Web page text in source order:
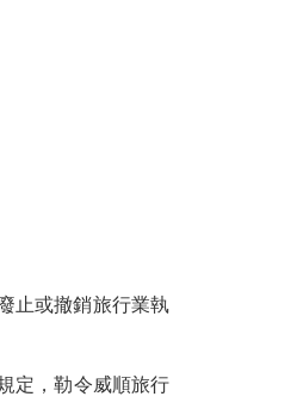
止或撤銷旅行業執
定，勒令威順旅行